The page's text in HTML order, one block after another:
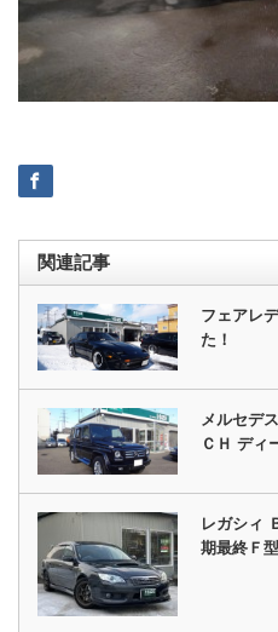
関連記事
フェアレ
た！
メルセデ
ＣＨ ディ
レガシィ
期最終Ｆ